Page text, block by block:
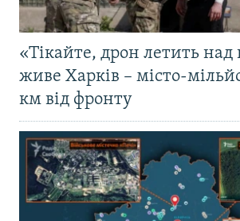
«Тікайте, дрон летить
живе Харків – місто-
км від фронту